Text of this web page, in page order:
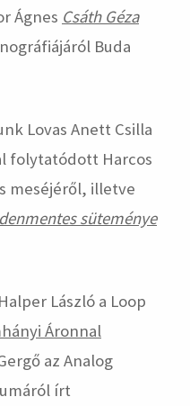
Ágnes Csáth Géza
Buda
Lovas Anett Csilla
folytatódott Harcos
meséjéről, illetve
süteménye
László a Loop
Áronnal
az Analog
írt